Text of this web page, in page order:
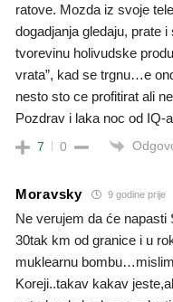
ratove. Mozda iz svoje
dogadjanja gledaju, prate
tvorevinu holivudske
vrata”, kad se trgnu…e
nesto sto ce profitirat ali
Pozdrav i laka noc od IQ-
7 0
Moravsky 9 godine prije
Ne verujem da će
30tak km od granice i u
muklearnu
Koreji..takav kakav